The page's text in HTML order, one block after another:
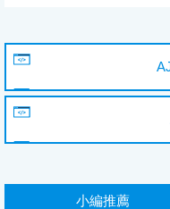
小編推薦